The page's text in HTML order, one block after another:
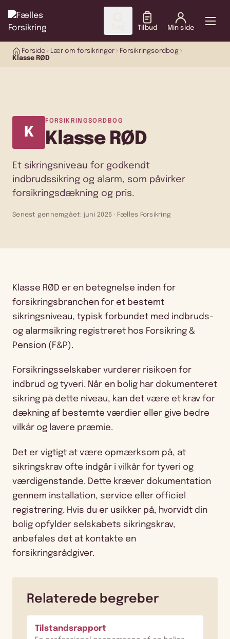
Søg Tilbud Min side
Forside Lær om forsikringer
Forsikringsordbog
Klasse RØD
K
FORSIKRINGSORDBOG
Klasse RØD
Et sikringsniveau for godkendt
indbrudssikring og alarm, som påvirker
forsikringsdækning og pris.
Senest gennemgået: juni 2026 · Fælles Forsikring
Klasse RØD er en betegnelse inden for
forsikringsbranchen for et bestemt
sikringsniveau, typisk forbundet med indbruds-
og alarmsikring registreret hos Forsikring &
Pension (F&P).
Forsikringsselskaber vurderer risikoen for
indbrud og tyveri. Når en bolig har dokumenteret
sikring på dette niveau, kan det være et krav for
dækning af bestemte værdier eller give bedre
vilkår og lavere præmie.
Det er vigtigt at være opmærksom på, at
sikringskrav ofte indgår i vilkår for tyveri og
værdigenstande. Dette kræver dokumentation
gennem installation, service eller officiel
registrering. Hvis du er usikker på, hvorvidt din
bolig opfylder selskabets sikringskrav,
anbefales det at kontakte en
forsikringsrådgiver.
Relaterede begreber
Tilstandsrapport